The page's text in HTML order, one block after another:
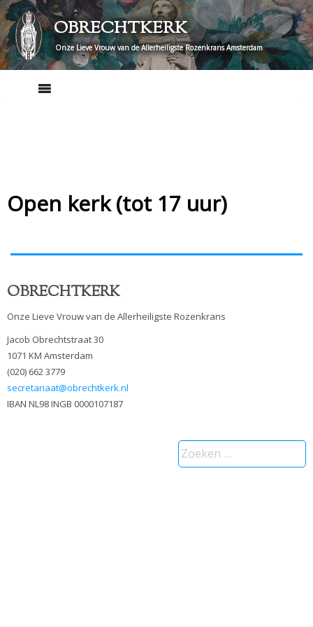
Skip
to
content
OBRECHTKERK
Onze Lieve Vrouw van de Allerheiligste Rozenkrans Amsterdam
Open kerk (tot 17 uur)
OBRECHTKERK
Onze Lieve Vrouw van de Allerheiligste Rozenkrans
Jacob Obrechtstraat 30
1071 KM Amsterdam
(020) 662 3779
secretariaat@obrechtkerk.nl
IBAN NL98 INGB 0000107187
Zoeken
naar: